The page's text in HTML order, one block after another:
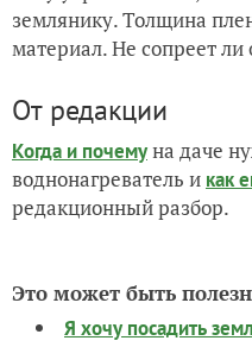
землянику. Толщина
материал. Не сопреет ли
От редакции
Когда и почемуна даче
воднонагреватель и как
редакционный разбор.
Это может быть
Я хочу посадить